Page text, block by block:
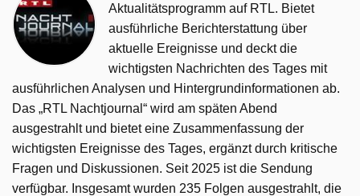
Aktualitätsprogramm auf RTL. Bietet
ausführliche Berichterstattung über
aktuelle Ereignisse und deckt die
wichtigsten Nachrichten des Tages mit
ausführlichen Analysen und Hintergrundinformationen ab.
Das „RTL Nachtjournal“ wird am späten Abend
ausgestrahlt und bietet eine Zusammenfassung der
wichtigsten Ereignisse des Tages, ergänzt durch kritische
Fragen und Diskussionen. Seit 2025 ist die Sendung
verfügbar. Insgesamt wurden 235 Folgen ausgestrahlt, die